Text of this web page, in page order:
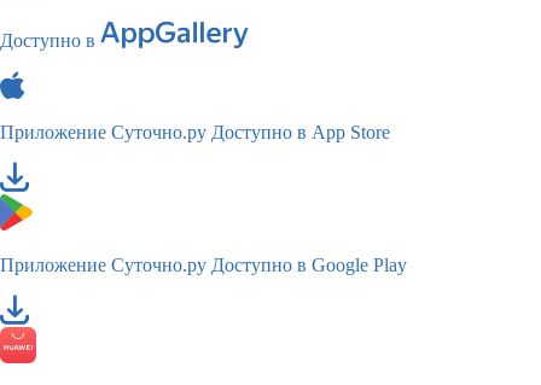
Доступно в
Приложение Суточно.ру Доступно в App Store
Приложение Суточно.ру Доступно в Google Play